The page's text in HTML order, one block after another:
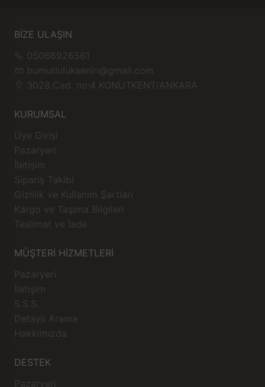
BİZE ULAŞIN
05066926561
bumutluluksenin@gmail.com
3028.Cad. no:4 KONUTKENT/ANKARA
KURUMSAL
Üye Girişi
Pazaryeri
İletişim
Sipariş Takibi
Gizlilik ve Kullanım Şartları
Kargo ve Taşıma Bilgileri
Teslimat ve İade
MÜŞTERİ HİZMETLERİ
Pazaryeri
İletişim
S.S.S.
Detaylı Arama
Hakkımızda
DESTEK
Pazaryeri